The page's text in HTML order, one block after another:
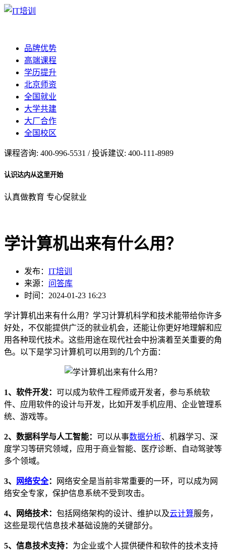
品牌优势
高端课程
学历提升
北京师资
全国就业
大学共建
大厂合作
全国校区
课程咨询: 400-996-5531 / 投诉建议: 400-111-8989
认识达内从这里开始
认真做教育 专心促就业
学计算机出来有什么用？
发布： IT培训
来源： 问答库
时间：2024-01-23 16:23
学计算机出来有什么用？学习计算机科学和技术能带给你许多
好处，不仅能提供广泛的就业机会，还能让你更好地理解和应
用各种现代技术。这些用途在现代社会中扮演着至关重要的角
色。以下是学习计算机可以用到的几个方面：
1、软件开发： 可以成为软件工程师或开发者，参与系统软
件、应用软件的设计与开发，比如开发手机应用、企业管理系
统、游戏等。
2、数据科学与人工智能： 可以从事数据分析、机器学习、深
度学习等研究领域，应用于商业智能、医疗诊断、自动驾驶等
多个领域。
3、 网络安全：
网络安全是当前非常重要的一环，可以成为网
络安全专家，保护信息系统不受到攻击。
4、网络技术： 包括网络架构的设计、维护以及云计算服务，
这些是现代信息技术基础设施的关键部分。
5、信息技术支持： 为企业或个人提供硬件和软件的技术支持